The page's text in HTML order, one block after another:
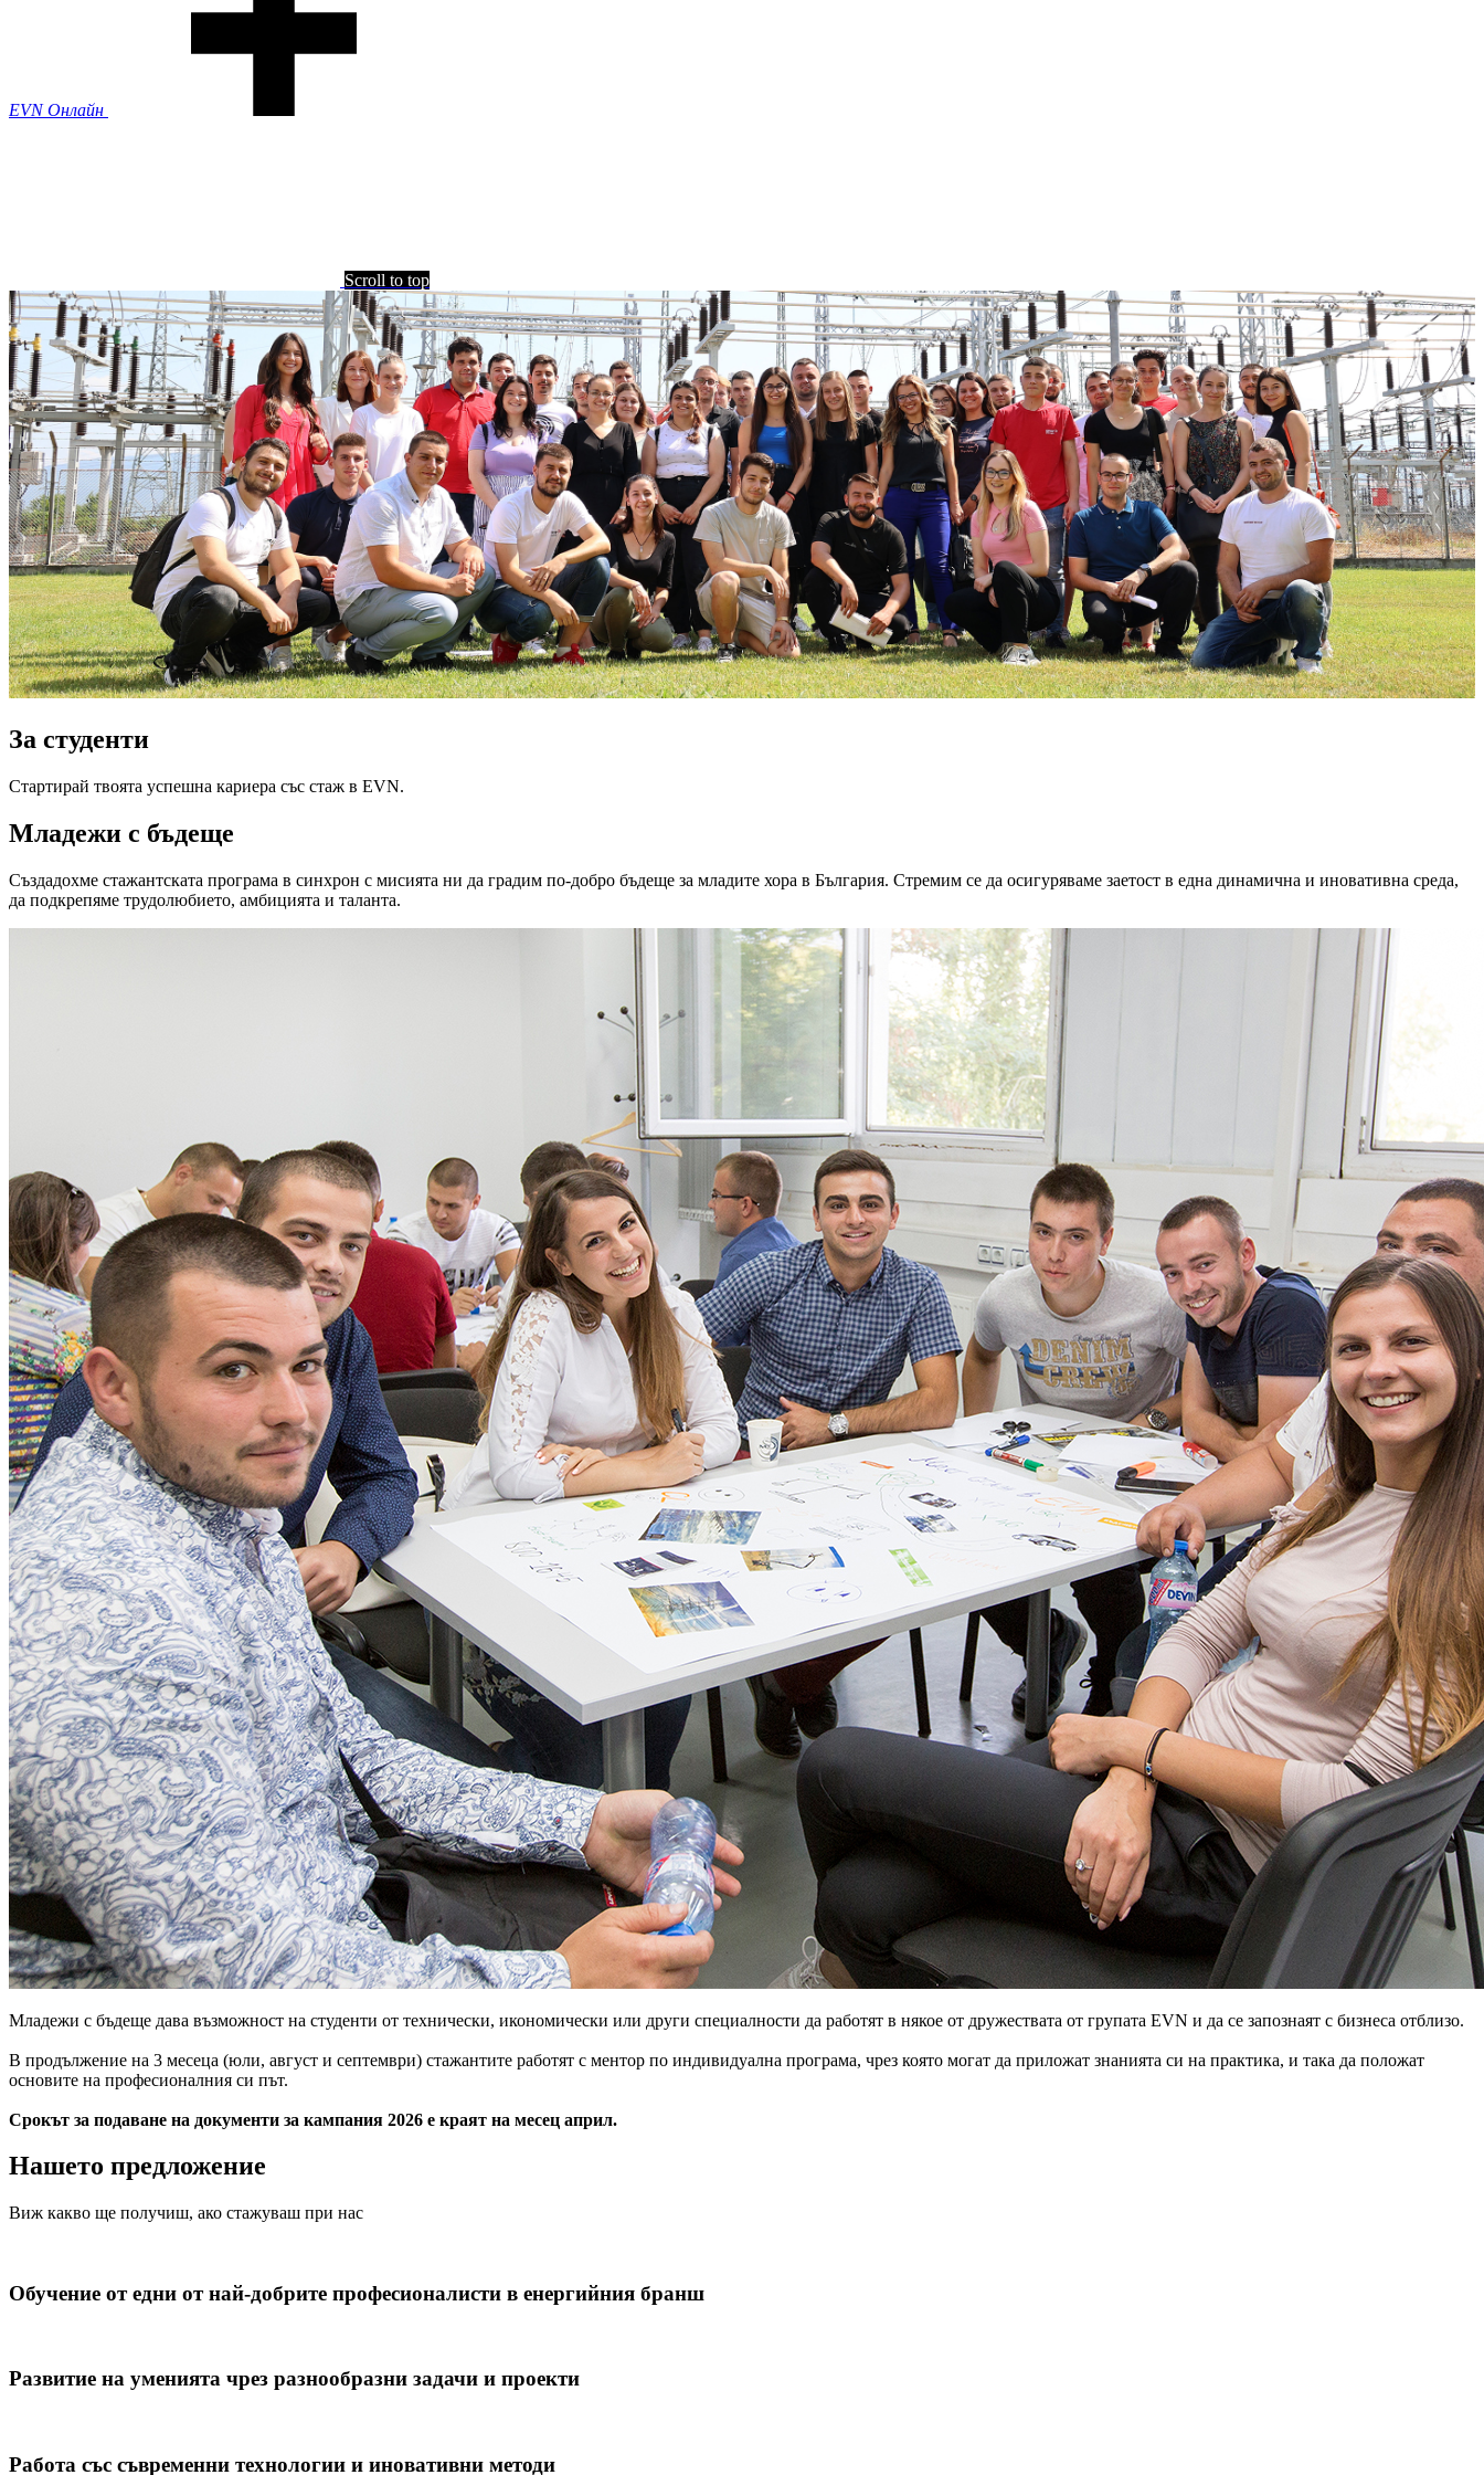
EVN Онлайн
Scroll to top
За студенти
Стартирай твоята успешна кариера със стаж в EVN.
Младежи с бъдеще
Създадохме стажантската програма в синхрон с мисията ни да градим по-добро бъдеще за младите хора в България. Стремим се да осигуряваме заетост в една динамична и иновативна среда,
да подкрепяме трудолюбието, амбицията и таланта.
Младежи с бъдеще дава възможност на студенти от технически, икономически или други специалности да работят в някое от дружествата от групата EVN и да се запознаят с бизнеса отблизо.
В продължение на 3 месеца (юли, август и септември) стажантите работят с ментор по индивидуална програма, чрез която могат да приложат знанията си на практика, и така да положат
основите на професионалния си път.
Срокът за подаване на документи за кампания 2026 е краят на месец април.
Нашето предложение
Виж какво ще получиш, ако стажуваш при нас
Обучение от едни от най-добрите професионалисти в енергийния бранш
Развитие на уменията чрез разнообразни задачи и проекти
Работа със съвременни технологии и иновативни методи